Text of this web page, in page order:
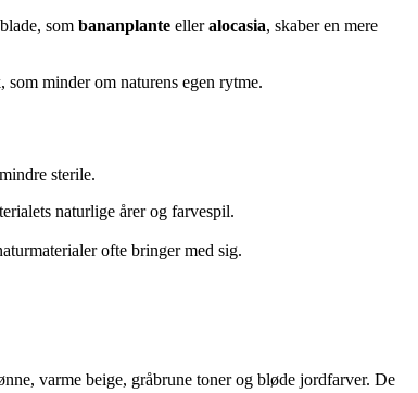
som bananplante elleralocasia, skaber en mere
minder om naturens egen rytme.
sterile.
naturlige årer og farvespil.
ofte bringer med sig.
varme beige, gråbrune toner og bløde jordfarver. De